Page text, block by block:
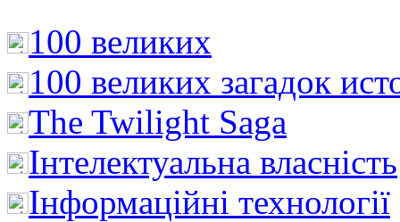
100 великих
100 великих загадок
The Twilight Saga
Інтелектуальна влaсність
Інформаційні технології